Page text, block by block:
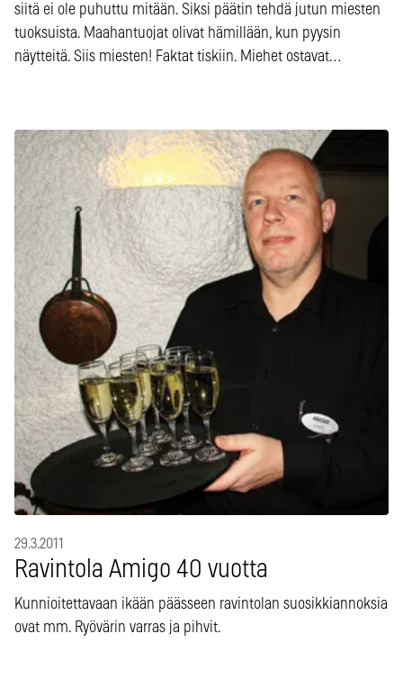
siitä ei ole puhuttu mitään. Siksi päätin tehdä jutun miesten
tuoksuista. Maahantuojat olivat hämillään, kun pyysin
näytteitä. Siis miesten! Faktat tiskiin. Miehet ostavat…
29.3.2011
Ravintola Amigo 40 vuotta
Kunnioitettavaan ikään päässeen ravintolan suosikkiannoksia
ovat mm. Ryövärin varras ja pihvit.